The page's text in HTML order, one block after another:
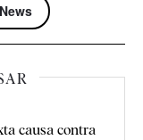
causa contra